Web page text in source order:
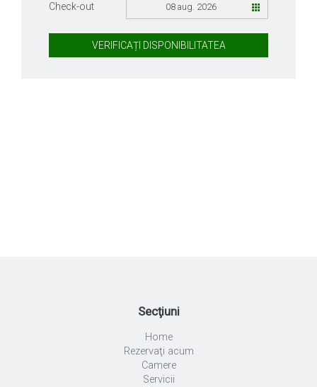
Check-out 08 aug. 2026
VERIFICAȚI DISPONIBILITATEA
Secţiuni
Home
Rezervaţi acum
Camere
Servicii